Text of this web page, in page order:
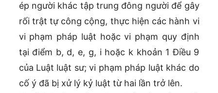
ép người khác tập trung đông người để gây
rối trật tự công cộng, thực hiện các hành vi
vi phạm pháp luật hoặc vi phạm quy định
tại điểm b, d, e, g, i hoặc k khoản 1 Điều 9
của Luật luật sư; vi phạm pháp luật khác do
cố ý đã bị xử lý kỷ luật từ hai lần trở lên.